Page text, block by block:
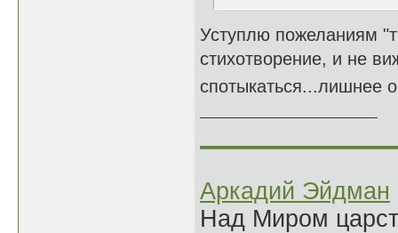
Уступлю пожеланиям
стихотворение, и не
спотыкаться...лишнее
Аркадий Эйдман
Над Миром